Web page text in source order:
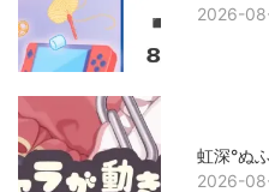
2026-
虹深°ぬ
2026-